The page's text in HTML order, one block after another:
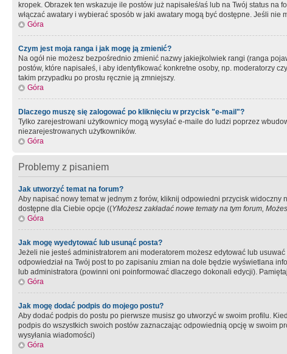
kropek. Obrazek ten wskazuje ile postów już napisałeś/aś lub na Twój status
włączać awatary i wybierać sposób w jaki awatary mogą być dostępne. Jeśli
Góra
Czym jest moja ranga i jak mogę ją zmienić?
Na ogół nie możesz bezpośrednio zmienić nazwy jakiejkolwiek rangi (ranga
postów, które napisałeś, i aby identyfikować konkretne osoby, np. moderatorzy
takim przypadku po prostu ręcznie ją zmniejszy.
Góra
Dlaczego muszę się zalogować po kliknięciu w przycisk "e-mail"?
Tylko zarejestrowani użytkownicy mogą wysyłać e-maile do ludzi poprzez
niezarejestrowanych użytkowników.
Góra
Problemy z pisaniem
Jak utworzyć temat na forum?
Aby napisać nowy temat w jednym z forów, kliknij odpowiedni przycisk
dostępne dla Ciebie opcje ((YMożesz zakładać nowe tematy na tym forum,
Góra
Jak mogę wyedytować lub usunąć posta?
Jeżeli nie jesteś administratorem ani moderatorem możesz edytować lub
odpowiedział na Twój post to po zapisaniu zmian na dole będzie wyświetlana
lub administratora (powinni oni poinformować dlaczego dokonali edycji).
Góra
Jak mogę dodać podpis do mojego postu?
Aby dodać podpis do postu po pierwsze musisz go utworzyć w swoim profilu.
podpis do wszystkich swoich postów zaznaczając odpowiednią opcję w swoim
wysyłania wiadomości)
Góra